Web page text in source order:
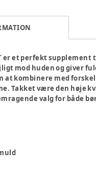
er et perfekt
mod huden og giver
at kombinere med
Takket være den høje
valg for både